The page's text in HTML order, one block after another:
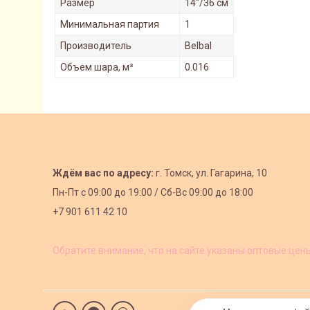
Размер
14"/36 см
Минимальная партия
1
Производитель
Belbal
Объем шара, м³
0.016
Ждём вас по адресу: г. Томск, ул. Гагарина, 10
Пн-Пт с09:00 до 19:00 /Сб-Вс 09:00 до 18:00
+7 901 611 42 10
Обратите внимание, что на сайте указаны оптовые